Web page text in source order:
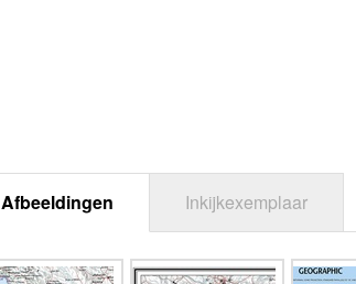
Afbeeldingen Inkijkexemplaar